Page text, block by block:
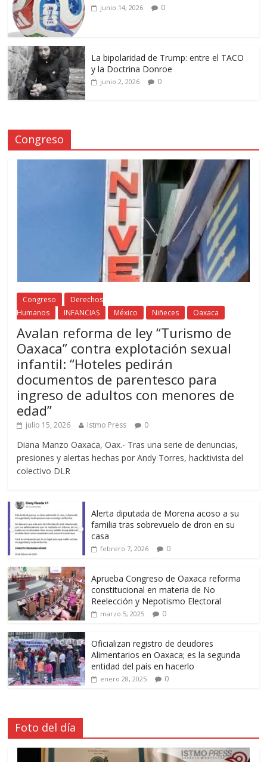
junio 14, 2026 0
La bipolaridad de Trump: entre el TACO
y la Doctrina Donroe
junio 2, 2026 0
Congreso
Congreso
Derechos
Humanos
INFANCIAS México Niñeces Oaxaca
Avalan reforma de ley “Turismo de
Oaxaca” contra explotación sexual
infantil: “Hoteles pedirán
documentos de parentesco para
ingreso de adultos con menores de
edad”
julio 15, 2026 Istmo Press 0
Diana Manzo Oaxaca, Oax.- Tras una serie de denuncias,
presiones y alertas hechas por Andy Torres, hacktivista del
colectivo DLR
Alerta diputada de Morena acoso a su
familia tras sobrevuelo de dron en su
casa
febrero 7, 2026 0
Aprueba Congreso de Oaxaca reforma
constitucional en materia de No
Reelección y Nepotismo Electoral
marzo 5, 2025 0
Oficializan registro de deudores
Alimentarios en Oaxaca; es la segunda
entidad del país en hacerlo
enero 28, 2025 0
Foto del día